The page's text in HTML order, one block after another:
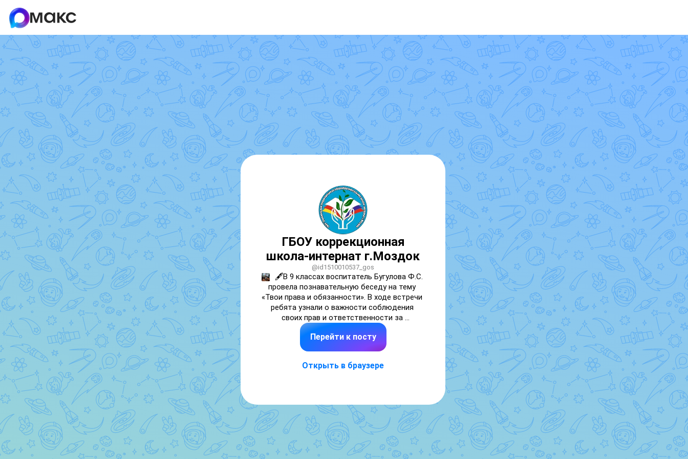
ГБОУ коррекционная
школа-интернат г.Моздок
@id1510010537_gos
🖋️В 9 классах воспитатель Бугулова Ф.С.
провела познавательную беседу на тему
«Твои права и обязанности». В ходе встречи
ребята узнали о важности соблюдения
своих прав и ответственности за
выполнение обязанностей. ✅Особое
внимание было уделено правам школьников,
а также тому, как правильно защищать свои
беседы помогают формировать у
Перейти к посту
Открыть в браузере